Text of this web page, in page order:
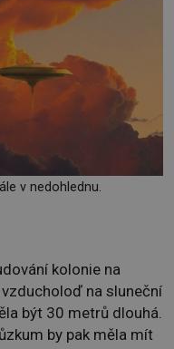
v nedohlednu.
kolonie na
na sluneční
být 30 metrů dlouhá.
by pak měla mít